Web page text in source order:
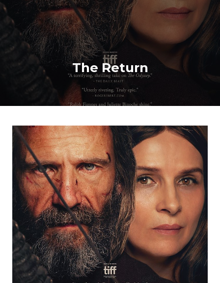
The Return